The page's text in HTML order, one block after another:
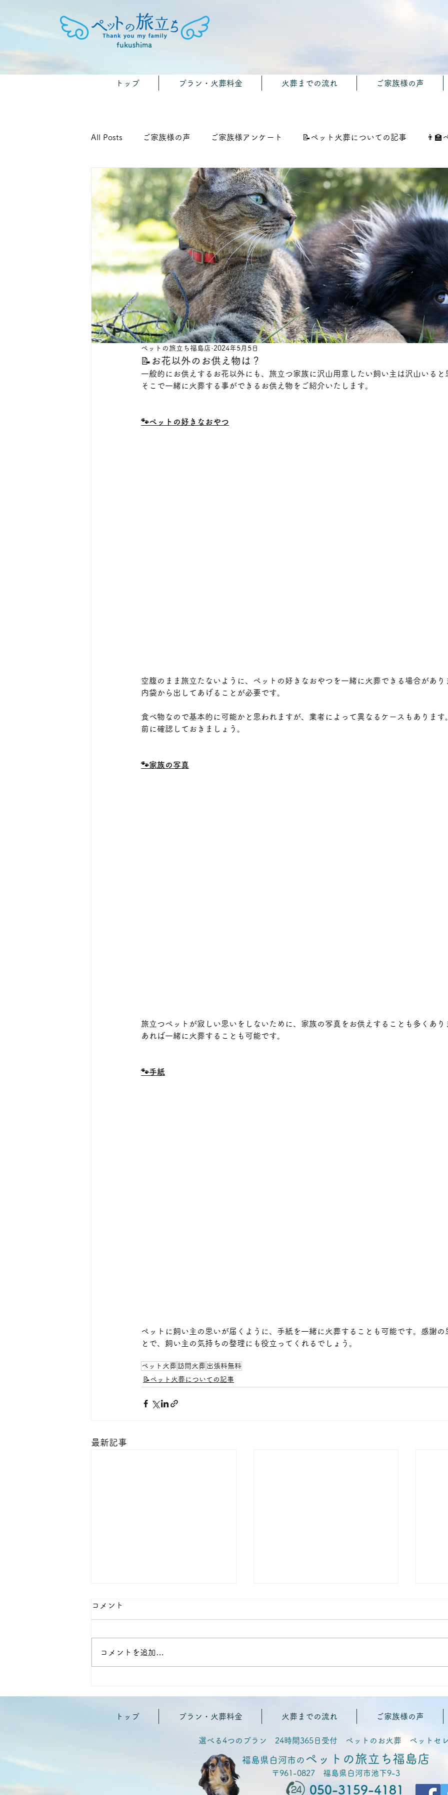
fukushima
トップ プラン・火葬料金 火葬までの流れ ご家族様の声
All Posts ご家族様の声 ご家族様アンケート 📝ペット火葬についての記事 👨‍🏫
🐾みんなのおうちのペット供養
📝お花以外のお供え物は？
ペットの旅立ち福島店 2024年5月5日
一般的にお供えするお花以外にも、旅立つ家族に沢山用意したい飼い主は沢山いると
そこで一緒に火葬する事ができるお供え物をご紹介いたします。
🐾ペットの好きなおやつ
空腹のまま旅立たないように、ペットの好きなおやつを一緒に火葬できる場合があり
内袋から出してあげることが必要です。
食べ物なので基本的に可能かと思われますが、業者によって異なるケースもあります
前に確認しておきましょう。
🐾家族の写真
旅立つペットが寂しい思いをしないために、家族の写真をお供えすることも多くあり
あれば一緒に火葬することも可能です。
🐾手紙
ペットに飼い主の思いが届くように、手紙を一緒に火葬することも可能です。感謝の
とで、飼い主の気持ちの整理にも役立ってくれるでしょう。
ペット火葬 訪問火葬 出張料無料
📝ペット火葬についての記事
最新記事
コメント
コメントを追加…
トップ プラン・火葬料金 火葬までの流れ ご家族様の声
選べる4つのプラン 24時間365日受付 ペットのお火葬 ペットセ
福島県白河市の ペットの旅立ち福島店
〒961-0827 福島県白河市池下9-3
050-3159-4181